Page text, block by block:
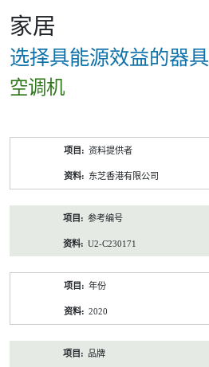
家居
选择具能源效益的器具
空调机
资料提供者
东芝香港有限公司
参考编号
U2-C230171
年份
2020
品牌